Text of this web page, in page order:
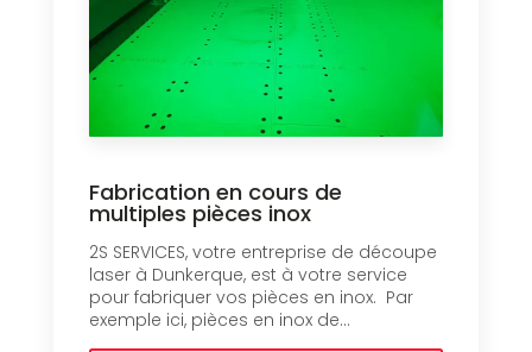
Fabrication en cours de
multiples pièces inox
2S SERVICES, votre entreprise de découpe
laser à Dunkerque, est à votre service
pour fabriquer vos pièces en inox. Par
exemple ici, pièces en inox de...